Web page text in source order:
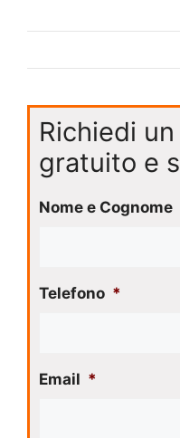
Richiedi
gratuito e
Nome e Cognome
Telefono *
Email *